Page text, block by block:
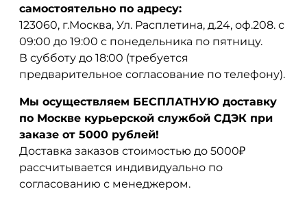
самостоятельно по адресу:
123060, г.Москва, Ул. Расплетина, д.24, оф.208. с
09:00 до 19:00 с понедельника по пятницу.
В субботу до 18:00 (требуется
предварительное согласование по телефону).
Мы осуществляем БЕСПЛАТНУЮ доставку
по Москве курьерской службой СДЭК при
заказе от 5000 рублей!
Доставка заказов стоимостью до 5000₽
рассчитывается индивидуально по
согласованию с менеджером.